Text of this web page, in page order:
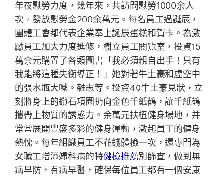
年夜慰勞力度，幾年來，共訪問慰勞1000余人
次，發放慰勞金200余萬元。每名員工過誕辰，
團體工會都代表企業奉上誕辰蛋糕和賀卡。為激
勵員工加大力度進修，樹立員工閱覽室，投資15
萬余元購置了各類圖書「我必須親自出手！只有
我能將這種失衡導正！」她對著牛土豪和虛空中
的張水瓶大喊。雜志等。投資40牛土豪見狀，立
刻將身上的鑽石項圈扔向金色千紙鶴，讓千紙鶴
攜帶上物質的誘惑力。余萬元扶植健身場地，并
常常展開豐盛多彩的健身運動，激起員工的健身
熱忱。每年組織員工不花錢體檢一次，還專門為
女職工增添婦科病的特健檢推薦別篩查，做到無
病早防，有病早醫，確保每位員工都有一個安康